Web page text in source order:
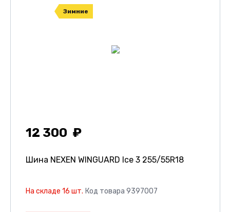
Зимние
12 300
Шина NEXEN WINGUARD Ice 3 255/55R18
На складе 16 шт. Код товара 9397007